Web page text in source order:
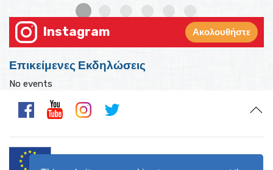
Instagram Ακολουθήστε
Επικείμενες Εκδηλώσεις
No events